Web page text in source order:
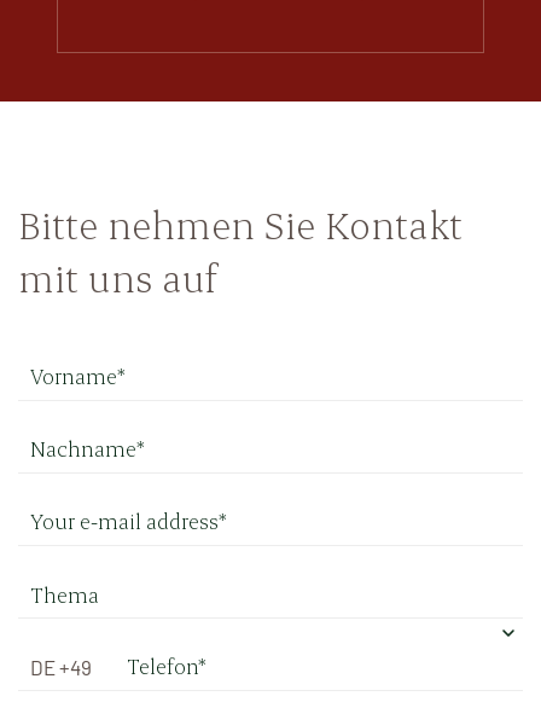
Bitte nehmen Sie Kontakt
mit uns auf